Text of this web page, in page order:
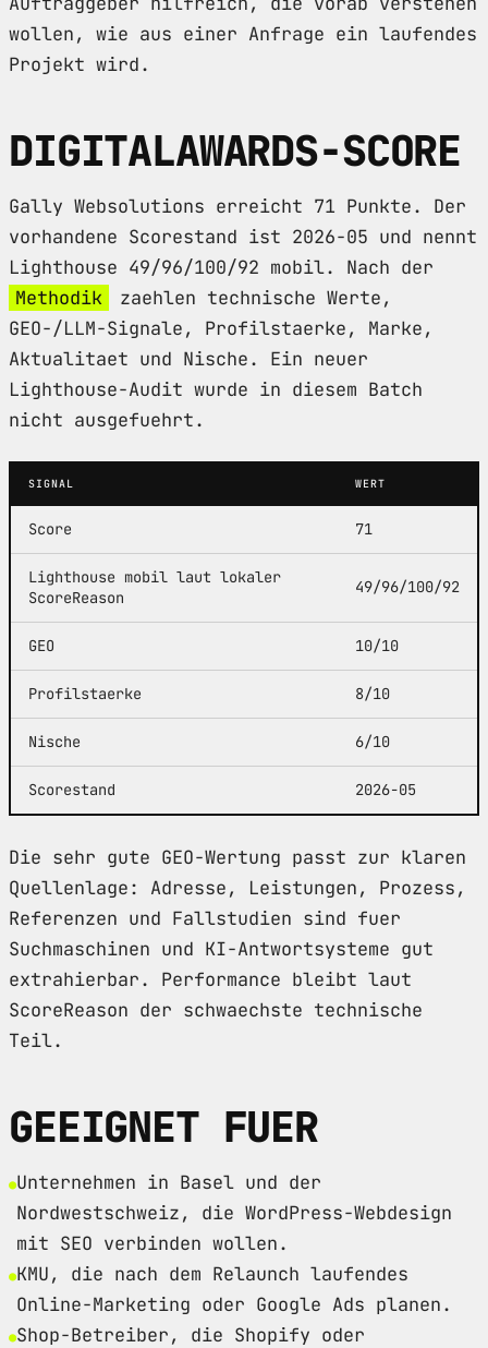
wollen, wie aus einer Anfrage ein laufendes
Projekt wird.
DIGITALAWARDS-SCORE
Gally Websolutions erreicht 71 Punkte. Der
vorhandene Scorestand ist 2026-05 und nennt
Lighthouse 49/96/100/92 mobil. Nach der
Methodik
zaehlen technische Werte,
GEO-/LLM-Signale, Profilstaerke, Marke,
Aktualitaet und Nische. Ein neuer
Lighthouse-Audit wurde in diesem Batch
nicht ausgefuehrt.
SIGNAL WERT
Score 71
Lighthouse mobil laut lokaler
ScoreReason
49/96/100/92
GEO 10/10
Profilstaerke 8/10
Nische 6/10
Scorestand 2026-05
Die sehr gute GEO-Wertung passt zur klaren
Quellenlage: Adresse, Leistungen, Prozess,
Referenzen und Fallstudien sind fuer
Suchmaschinen und KI-Antwortsysteme gut
extrahierbar. Performance bleibt laut
ScoreReason der schwaechste technische
Teil.
GEEIGNET FUER
Unternehmen in Basel und der
Nordwestschweiz, die WordPress-Webdesign
mit SEO verbinden wollen.
KMU, die nach dem Relaunch laufendes
Online-Marketing oder Google Ads planen.
Shop-Betreiber, die Shopify oder